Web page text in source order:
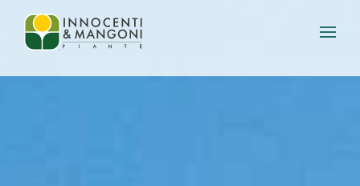
Skip to main content